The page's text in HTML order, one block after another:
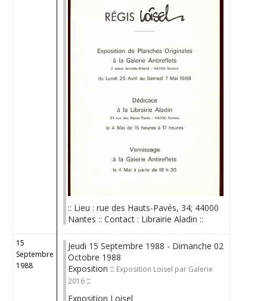
:: Lieu : rue des Hauts-Pavés, 34; 44000
Nantes :: Contact : Librairie Aladin ::
15
Septembre
1988
Jeudi 15 Septembre 1988 - Dimanche 02
Octobre 1988
Exposition :: Exposition Loisel par Galerie
2016 ::
Exposition Loisel